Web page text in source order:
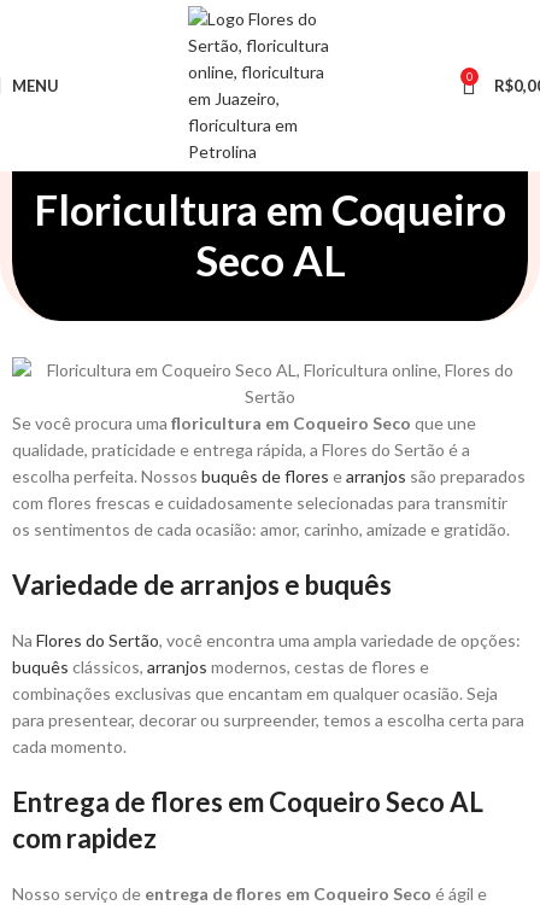
MENU 0 R$
Floricultura em Coqueiro
Seco AL
Se você procura uma floricultura em Coqueiro Seco que une
qualidade, praticidade e entrega rápida, a Flores do Sertão é a
escolha perfeita. Nossos buquês de flores earranjos são preparados
com flores frescas e cuidadosamente selecionadas para transmitir
os sentimentos de cada ocasião: amor, carinho, amizade e gratidão.
Variedade de arranjos e buquês
Na Flores do Sertão, você encontra uma ampla variedade de opções:
buquês clássicos, arranjos modernos, cestas de flores e
combinações exclusivas que encantam em qualquer ocasião. Seja
para presentear, decorar ou surpreender, temos a escolha certa para
cada momento.
Entrega de flores em Coqueiro Seco AL
com rapidez
Nosso serviço de entrega de flores em Coqueiro Seco é ágil e